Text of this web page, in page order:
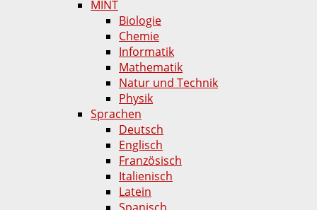
MINT
Biologie
Chemie
Informatik
Mathematik
Natur und Technik
Physik
Sprachen
Deutsch
Englisch
Französisch
Italienisch
Latein